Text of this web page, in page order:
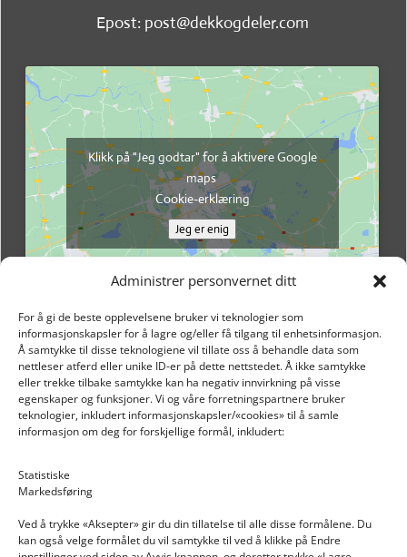
Administrer personvernet ditt
For å gi de beste opplevelsene bruker vi teknologier som
informasjonskapsler for å lagre og/eller få tilgang til enhetsinformasjon.
Å samtykke til disse teknologiene vil tillate oss å behandle data som
nettleser atferd eller unike ID-er på dette nettstedet. Å ikke samtykke
eller trekke tilbake samtykke kan ha negativ innvirkning på visse
egenskaper og funksjoner. Vi og våre forretningspartnere bruker
teknologier, inkludert informasjonskapsler/«cookies» til å samle
informasjon om deg for forskjellige formål, inkludert:
Statistiske
Markedsføring
Ved å trykke «Aksepter» gir du din tillatelse til alle disse formålene. Du
kan også velge formålet du vil samtykke til ved å klikke på Endre
Epost: post@dekkogdeler.com
Klikk på "Jeg godtar" for å aktivere Google
maps
Cookie-erklæring
Jeg er enig